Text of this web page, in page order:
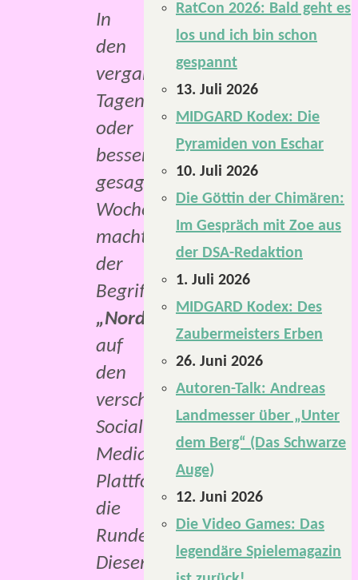
In
den
vergangenen
Tagen
oder
besser
gesagt,
Wochen,
machte
der
Begriff
„Nordlichtphantasten“
auf
den
verschiedenen
Social-
Media-
Plattformen
die
Runde.
Dieser
RatCon 2026: Bald geht es
los und ich bin schon
gespannt
13. Juli 2026
MIDGARD Kodex: Die
Pyramiden von Eschar
10. Juli 2026
Die Göttin der Chimären:
Im Gespräch mit Zoe aus
der DSA-Redaktion
1. Juli 2026
MIDGARD Kodex: Des
Zaubermeisters Erben
26. Juni 2026
Autoren-Talk: Andreas
Landmesser über „Unter
dem Berg“ (Das Schwarze
Auge)
12. Juni 2026
Die Video Games: Das
legendäre Spielemagazin